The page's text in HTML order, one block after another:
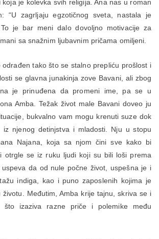
je kolevka svih religija. Ana nas u roman
“U zagrljaju egzotičnog sveta, nastala je
je bar meni dalo dovoljno motivacije za
sa snažnim ljubavnim pričama omiljeni.
odrađen tako što se stalno prepliću prošlost i
se glavna junakinja zove Bavani, ali zbog
je prinuđena da promeni ime, pa se u
Amba. Težak život male Bavani doveo ju
bukvalno vam mogu krenuti suze dok
iz njenog detinjstva i mladosti. Nju u stopu
Najana, koja sa njom čini sve kako bi
otrgle se iz ruku ljudi koji su bili loši prema
uspeva da od nule počne život, uspešna je i
indiga, kao i puno zaposlenih kojima je
životu. Međutim, Amba krije tajnu, skriva se i
izaziva razne priče i polemike među